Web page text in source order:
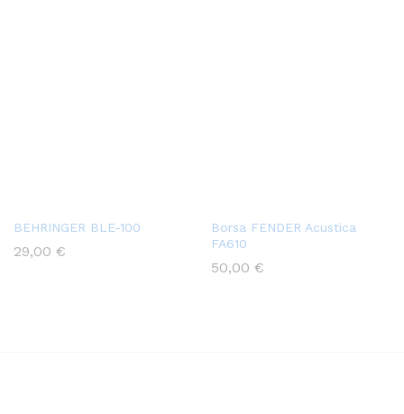
BEHRINGER BLE-100
29,00 €
Borsa FENDER Acustica
FA610
50,00 €